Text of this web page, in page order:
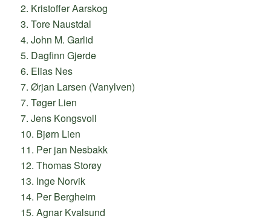
2. Kristoffer Aarskog
3. Tore Naustdal
4. John M. Garlid
5. Dagfinn Gjerde
6. Elias Nes
7. Ørjan Larsen (Vanylven)
7. Tøger Lien
7. Jens Kongsvoll
10. Bjørn Lien
11. Per jan Nesbakk
12. Thomas Storøy
13. Inge Norvik
14. Per Bergheim
15. Agnar Kvalsund